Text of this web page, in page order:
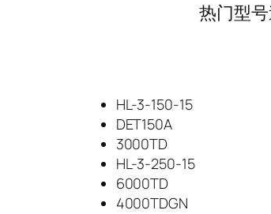
热门型
HL-3-150-15
DET150A
3000TD
HL-3-250-15
6000TD
4000TDGN